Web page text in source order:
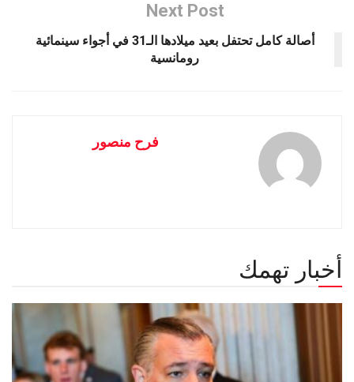
Next Post
أصالة كامل تحتفل بعيد ميلادها الـ31 في أجواء سينمائية
رومانسية
فرح منصور
أخبار تهمك